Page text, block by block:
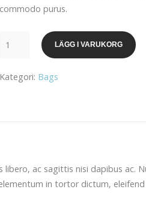
commodo purus.
LÄGG I VARUKORG
Kategori: Bags
ac sagittis nisi dapibus ac.
in tortor dictum,